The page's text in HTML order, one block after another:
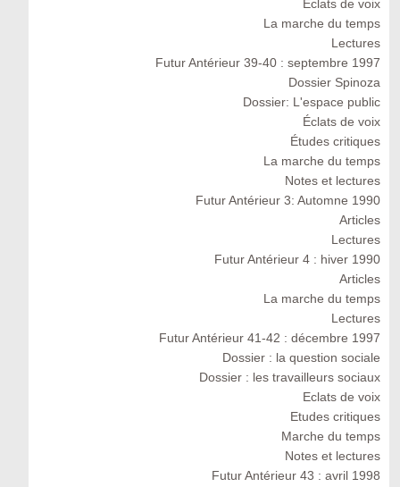
Eclats de voix
La marche du temps
Lectures
Futur Antérieur 39-40 : septembre 1997
Dossier Spinoza
Dossier: L'espace public
Éclats de voix
Études critiques
La marche du temps
Notes et lectures
Futur Antérieur 3: Automne 1990
Articles
Lectures
Futur Antérieur 4 : hiver 1990
Articles
La marche du temps
Lectures
Futur Antérieur 41-42 : décembre 1997
Dossier : la question sociale
Dossier : les travailleurs sociaux
Eclats de voix
Etudes critiques
Marche du temps
Notes et lectures
Futur Antérieur 43 : avril 1998